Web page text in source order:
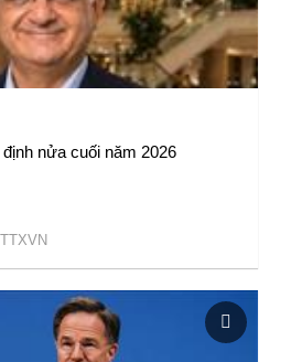
nửa cuối năm 2026
TTXVN